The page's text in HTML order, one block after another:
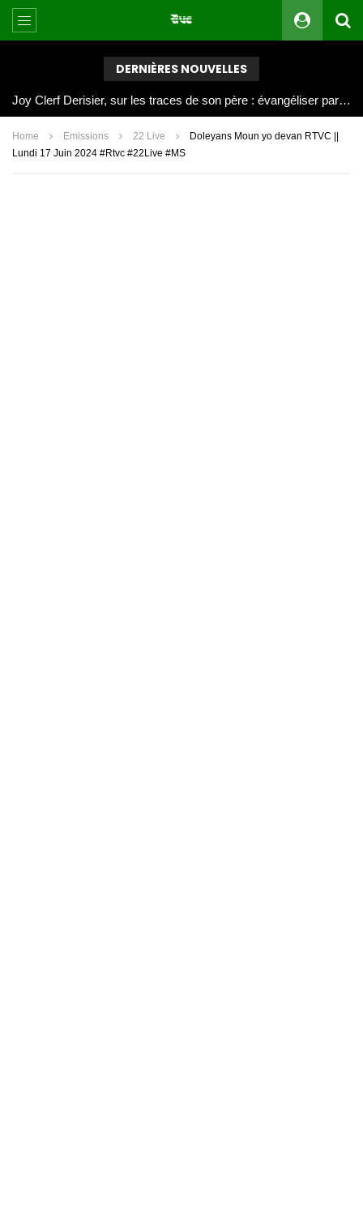
DERNIÈRES NOUVELLES
Joy Clerf Derisier, sur les traces de son père : évangéliser par la musique
Home Emissions 22 Live
Doleyans Moun yo devan RTVC ||
Lundi 17 Juin 2024 #Rtvc #22Live #MS